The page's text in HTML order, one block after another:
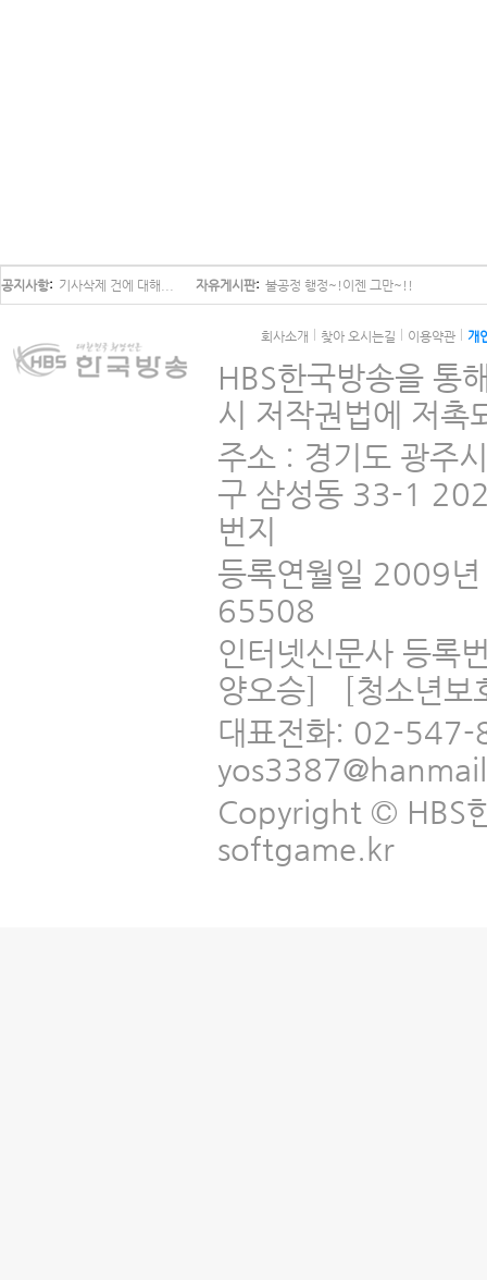
공지사항 기사삭제 건에 대해... 자유게시판 불공정 행정~!이젠 그만~!!
회사소개 찾아 오시는길 이용약관 개
HBS한국방송을 통
시 저작권법에 저촉
주소 : 경기도 광주
구 삼성동 33-1
번지
등록연월일 2009
65508
인터넷신문사 등
양오승] [청소년보
대표전화: 02-
Copyright © HBS
softgame.kr